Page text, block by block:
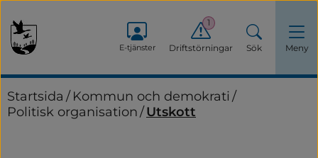
E-tjänster Driftstörningar
1
Sök Meny
Startsida / Kommun och demokrati/
Politisk organisation/Utskott